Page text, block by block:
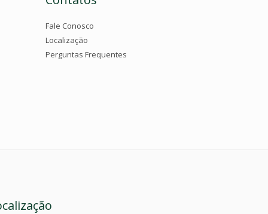
Fale Conosco
Localização
Perguntas Frequentes